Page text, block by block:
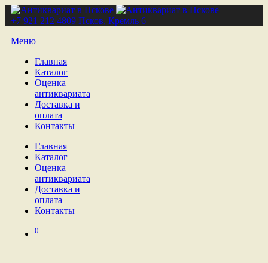
+7 921 212 4809 Псков, Кремль 6
Меню
Главная
Каталог
Оценка
антиквариата
Доставка и
оплата
Контакты
Главная
Каталог
Оценка
антиквариата
Доставка и
оплата
Контакты
0